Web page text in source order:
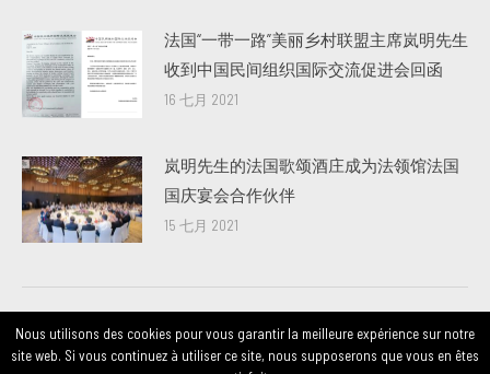
法国“一带一路”美丽乡村联盟主席岚明先生
收到中国民间组织国际交流促进会回函
16 七月 2021
岚明先生的法国歌颂酒庄成为法领馆法国
国庆宴会合作伙伴
15 七月 2021
Nous utilisons des cookies pour vous garantir la meilleure expérience sur notre
site web. Si vous continuez à utiliser ce site, nous supposerons que vous en êtes